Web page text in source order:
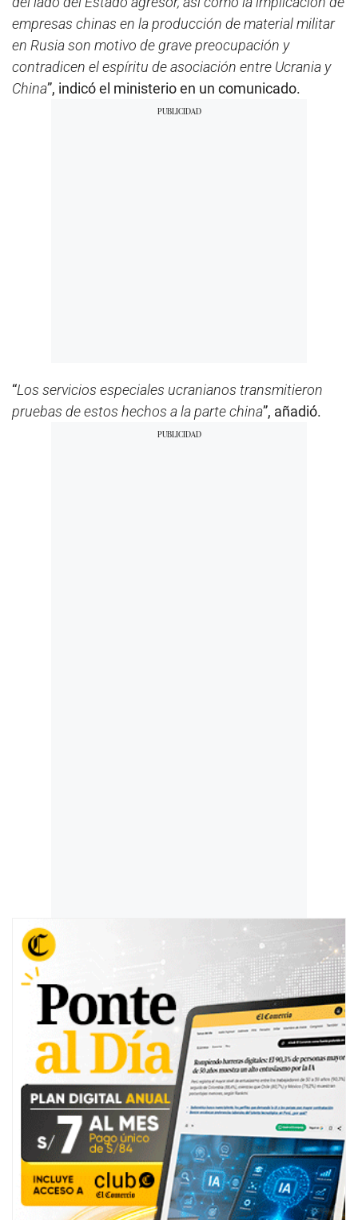
empresas chinas en la producción de material militar
en Rusia son motivo de grave preocupación y
contradicen el espíritu de asociación entre Ucrania y
China”, indicó el ministerio en un comunicado.
“Los servicios especiales ucranianos transmitieron
pruebas de estos hechos a la parte china”, añadió.